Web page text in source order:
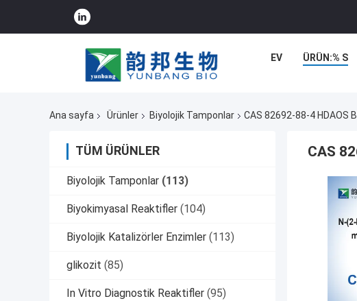
EV ÜRÜN:% S
Ana sayfa Ürünler Biyolojik Tamponlar CAS 82692-88-4 HDAOS
TÜM ÜRÜNLER
Biyolojik Tamponlar (113)
Biyokimyasal Reaktifler (104)
Biyolojik Katalizörler Enzimler (113)
glikozit (85)
In Vitro Diagnostik Reaktifler (95)
CAS